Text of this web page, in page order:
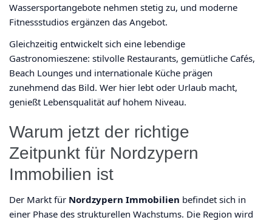
Wassersportangebote nehmen stetig zu, und moderne
Fitnessstudios ergänzen das Angebot.
Gleichzeitig entwickelt sich eine lebendige
Gastronomieszene: stilvolle Restaurants, gemütliche Cafés,
Beach Lounges und internationale Küche prägen
zunehmend das Bild. Wer hier lebt oder Urlaub macht,
genießt Lebensqualität auf hohem Niveau.
Warum jetzt der richtige
Zeitpunkt für Nordzypern
Immobilien ist
Der Markt für Nordzypern Immobilien befindet sich in
einer Phase des strukturellen Wachstums. Die Region wird